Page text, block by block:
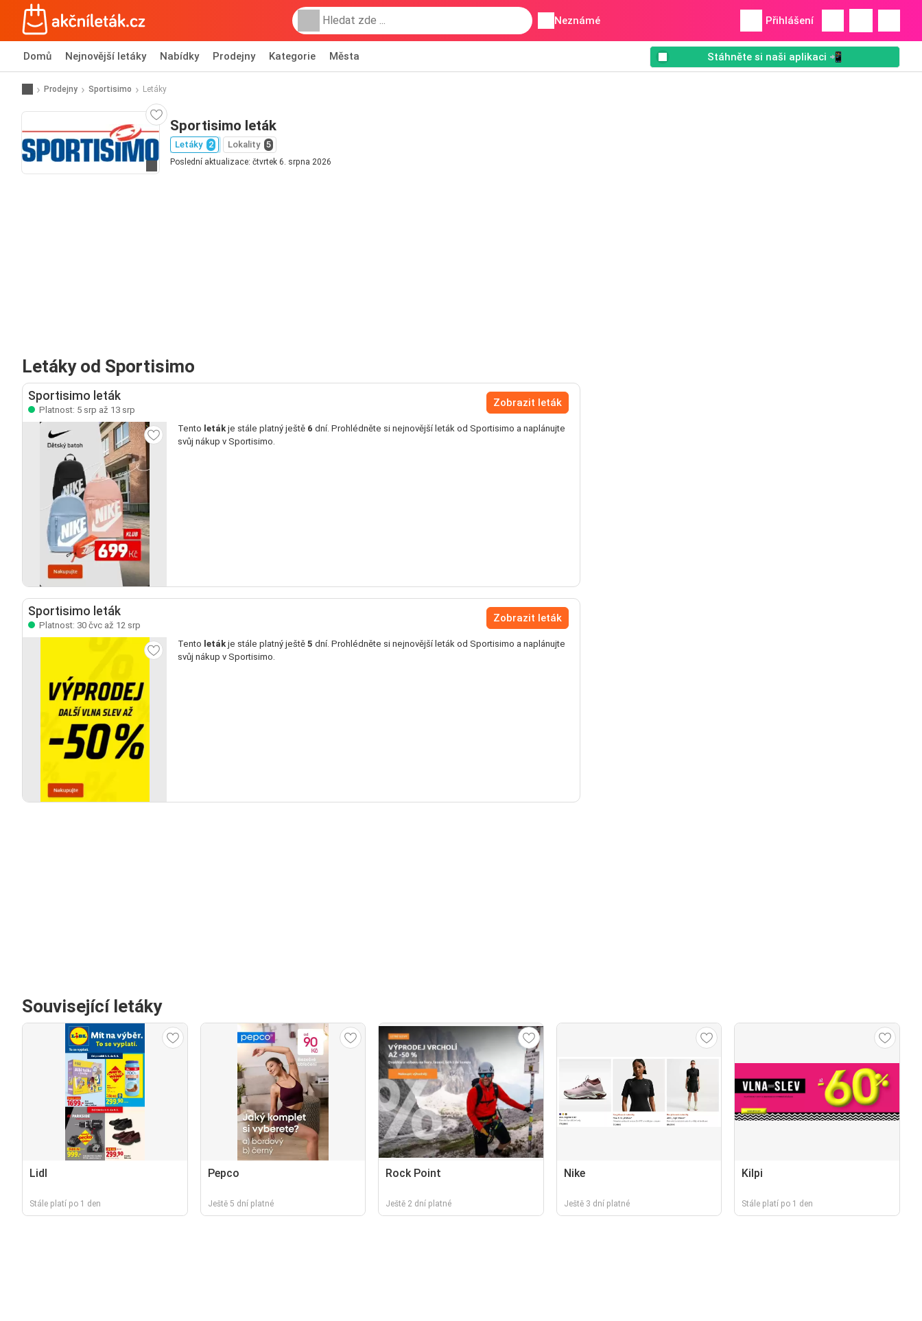
Neznámé Přihlášení
Domů Nejnovější letáky Nabídky Prodejny Kategorie Města Stáhněte si naši aplikaci 📲
Prodejny Sportisimo Letáky
Přejít na webové stránky
Sportisimo leták
Letáky 2 Lokality 5
Poslední aktualizace: čtvrtek 6. srpna 2026
Letáky od Sportisimo
Sportisimo leták
Platnost: 5 srp až 13 srp
Zobrazit leták
Tento leták je stále platný ještě 6 dní. Prohlédněte si nejnovější leták od Sportisimo a naplánujte
svůj nákup v Sportisimo.
Sportisimo leták
Platnost: 30 čvc až 12 srp
Zobrazit leták
Tento leták je stále platný ještě 5 dní. Prohlédněte si nejnovější leták od Sportisimo a naplánujte
svůj nákup v Sportisimo.
Související letáky
Lidl
Stále platí po 1 den
Pepco
Ještě 5 dní platné
Rock Point
Ještě 2 dní platné
Nike
Ještě 3 dní platné
Kilpi
Stále platí po 1 den